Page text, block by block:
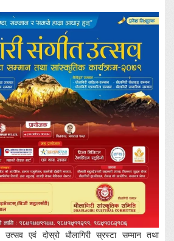
उत्सव एवं दोस्रो धौलागिरी स्रस्टा सम्मान तथा